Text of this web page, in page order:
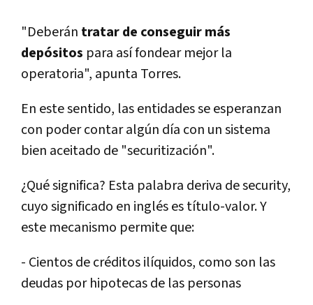
"Deberán tratar de conseguir más
depósitos para así­ fondear mejor la
operatoria", apunta Torres.
En este sentido, las entidades se esperanzan
con poder contar algún dí­a con un sistema
bien aceitado de "securitización".
¿Qué significa? Esta palabra deriva de security,
cuyo significado en inglés es tí­tulo-valor. Y
este mecanismo permite que:
- Cientos de créditos ilí­quidos, como son las
deudas por hipotecas de las personas